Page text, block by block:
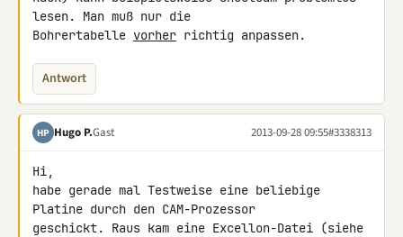
lesen. Man muß nur die
Bohrertabelle vorher richtig anpassen.
Antwort
HP Hugo P.Gast 2013-09-28 09:55#3338313
Hi,
habe gerade mal Testweise eine beliebige
Platine durch den CAM-Prozessor
geschickt. Raus kam eine Excellon-Datei (siehe